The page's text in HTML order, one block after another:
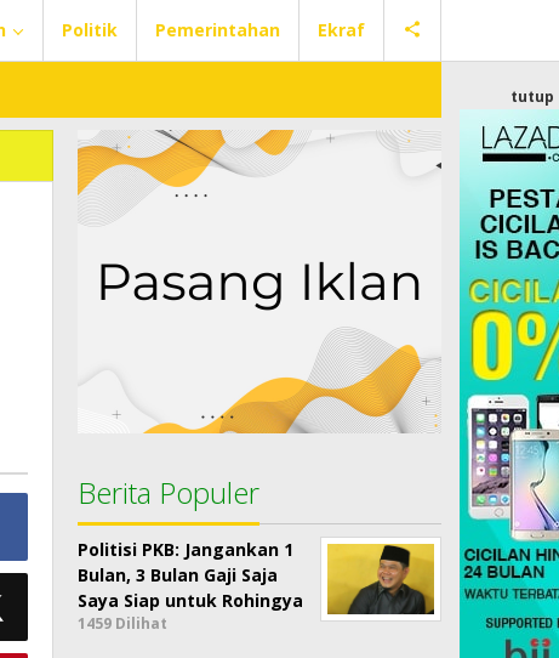
Politik Pemerintahan Ekraf
tutup
Berita Populer
Politisi PKB: Jangankan 1
Bulan, 3 Bulan Gaji Saja
Saya Siap untuk Rohingya
1459 Dilihat